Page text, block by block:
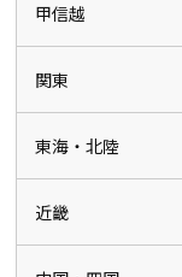
甲信越
関東
東海・北陸
近畿